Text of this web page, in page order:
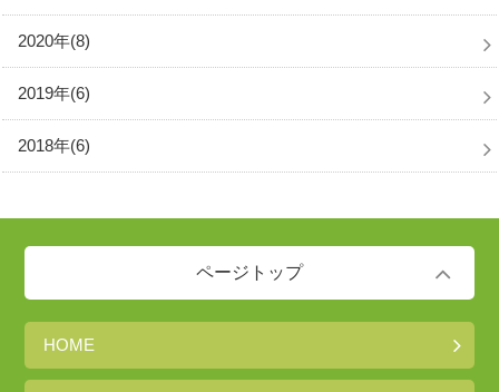
2020年(8)
2019年(6)
2018年(6)
ページトップ
HOME